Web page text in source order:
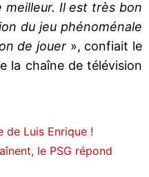
Il est très bon
du jeu phénoménale
de jouer », confiait le
la chaîne de télévision
de Luis Enrique !
le PSG répond